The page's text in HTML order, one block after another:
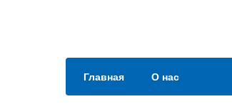
Главная О нас